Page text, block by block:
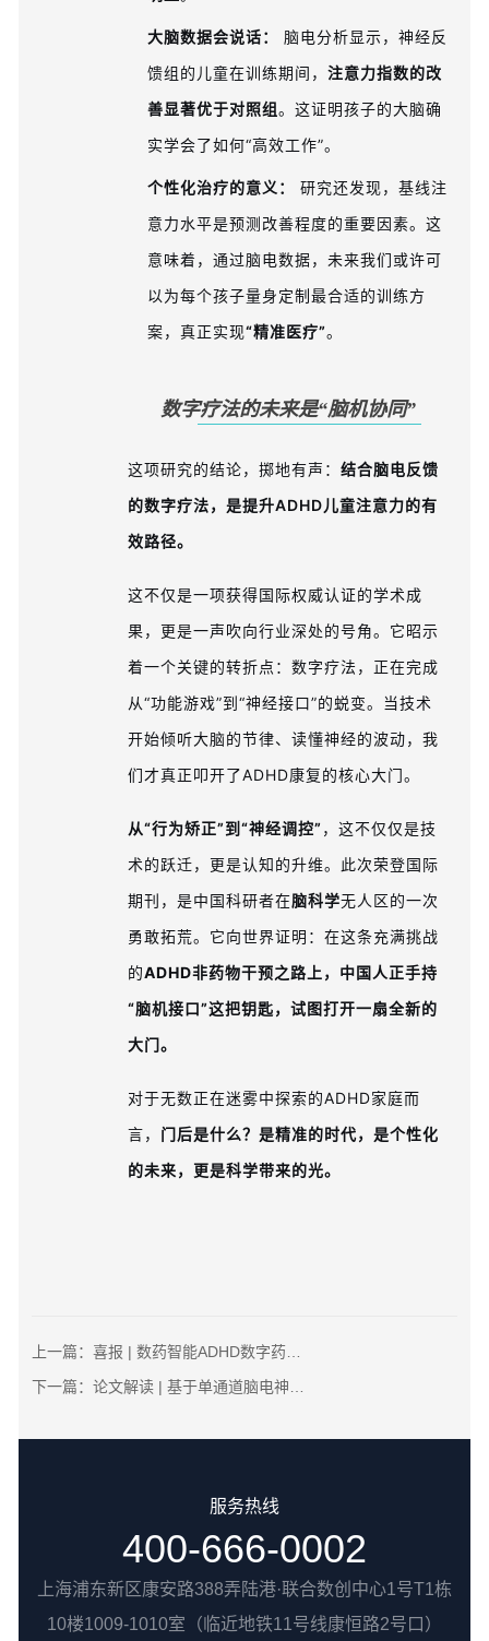
大脑数据会说话：
脑电分析显示，神经反
馈组的儿童在训练期间，注意力指数的改
善显著优于对照组。这证明孩子的大脑确
实学会了如何“高效工作”。
个性化治疗的意义：
研究还发现，基线注
意力水平是预测改善程度的重要因素。这
意味着，通过脑电数据，未来我们或许可
以为每个孩子量身定制最合适的训练方
案，真正实现“精准医疗”。
数字疗法的未来是“脑机协同”
这项研究的结论，掷地有声：结合脑电反馈
的数字疗法，是提升ADHD儿童注意力的有
效路径。
这不仅是一项获得国际权威认证的学术成
果，更是一声吹向行业深处的号角。它昭示
着一个关键的转折点：数字疗法，正在完成
从“功能游戏”到“神经接口”的蜕变。当技术
开始倾听大脑的节律、读懂神经的波动，我
们才真正叩开了ADHD康复的核心大门。
从“行为矫正”到“神经调控”，这不仅仅是技
术的跃迁，更是认知的升维。此次荣登国际
期刊，是中国科研者在脑科学无人区的一次
勇敢拓荒。它向世界证明：在这条充满挑战
的ADHD非药物干预之路上，中国人正手持
“脑机接口”这把钥匙，试图打开一扇全新的
大门。
对于无数正在迷雾中探索的ADHD家庭而
言， 门后是什么？是精准的时代，是个性化
的未来，更是科学带来的光。
上一篇：
下一篇：
服务热线
400-666-0002
上海浦东新区康安路388弄陆港·联合数创中心1号T1栋
10楼1009-1010室（临近地铁11号线康恒路2号口）